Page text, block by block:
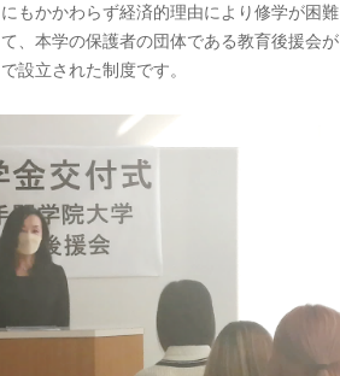
もかかわらず経済的理由により修学が困難
、本学の保護者の団体である教育後援会が
設立された制度です。